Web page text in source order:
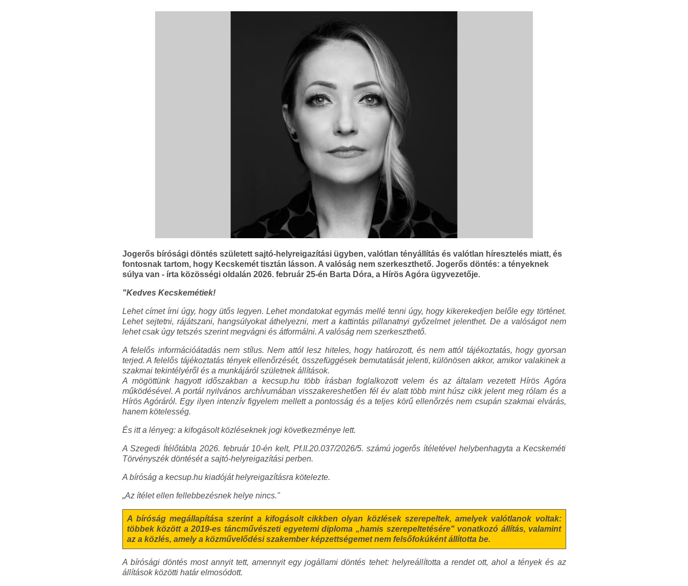
Jogerős bírósági döntés született sajtó-helyreigazítási ügyben, valótlan tényállítás és valótlan híresztelés miatt, és
fontosnak tartom, hogy Kecskemét tisztán lásson. A valóság nem szerkeszthető. Jogerős döntés: a tényeknek
súlya van - írta közösségi oldalán 2026. február 25-én Barta Dóra, a Hírös Agóra ügyvezetője.
"Kedves Kecskemétiek!
Lehet címet írni úgy, hogy ütős legyen. Lehet mondatokat egymás mellé tenni úgy, hogy kikerekedjen belőle egy történet.
Lehet sejtetni, rájátszani, hangsúlyokat áthelyezni, mert a kattintás pillanatnyi győzelmet jelenthet. De a valóságot nem
lehet csak úgy tetszés szerint megvágni és átformálni. A valóság nem szerkeszthető.
A felelős információátadás nem stílus. Nem attól lesz hiteles, hogy határozott, és nem attól tájékoztatás, hogy gyorsan
terjed. A felelős tájékoztatás tények ellenőrzését, összefüggések bemutatását jelenti, különösen akkor, amikor valakinek a
szakmai tekintélyéről és a munkájáról születnek állítások.
A mögöttünk hagyott időszakban a kecsup.hu több írásban foglalkozott velem és az általam vezetett Hírös Agóra
működésével. A portál nyilvános archívumában visszakereshetően fél év alatt több mint húsz cikk jelent meg rólam és a
Hírös Agóráról. Egy ilyen intenzív figyelem mellett a pontosság és a teljes körű ellenőrzés nem csupán szakmai elvárás,
hanem kötelesség.
És itt a lényeg: a kifogásolt közléseknek jogi következménye lett.
A Szegedi Ítélőtábla 2026. február 10-én kelt, Pf.II.20.037/2026/5. számú jogerős ítéletével helybenhagyta a Kecskeméti
Törvényszék döntését a sajtó-helyreigazítási perben.
A bíróság a kecsup.hu kiadóját helyreigazításra kötelezte.
„Az ítélet ellen fellebbezésnek helye nincs."
A bíróság megállapítása szerint a kifogásolt cikkben olyan közlések szerepeltek, amelyek valótlanok voltak:
többek között a 2019-es táncművészeti egyetemi diploma „hamis szerepeltetésére" vonatkozó állítás, valamint
az a közlés, amely a közművelődési szakember képzettségemet nem felsőfokúként állította be.
A bírósági döntés most annyit tett, amennyit egy jogállami döntés tehet: helyreállította a rendet ott, ahol a tények és az
állítások közötti határ elmosódott.